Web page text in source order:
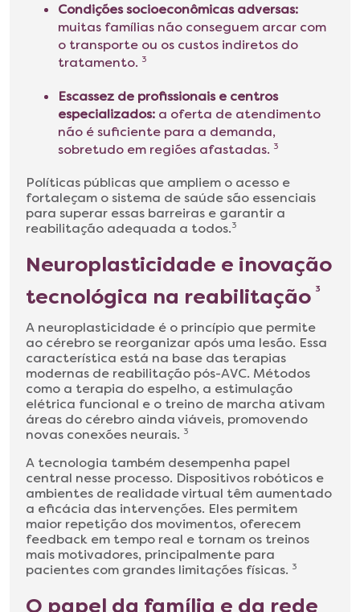
Condições socioeconômicas adversas:
muitas famílias não conseguem arcar com
o transporte ou os custos indiretos do
tratamento. 3
Escassez de profissionais e centros
especializados: a oferta de atendimento
não é suficiente para a demanda,
sobretudo em regiões afastadas. 3
Políticas públicas que ampliem o acesso e
fortaleçam o sistema de saúde são essenciais
para superar essas barreiras e garantir a
reabilitação adequada a todos.3
Neuroplasticidade e inovação
tecnológica na reabilitação 3
A neuroplasticidade é o princípio que permite
ao cérebro se reorganizar após uma lesão. Essa
característica está na base das terapias
modernas de reabilitação pós-AVC. Métodos
como a terapia do espelho, a estimulação
elétrica funcional e o treino de marcha ativam
áreas do cérebro ainda viáveis, promovendo
novas conexões neurais. 3
A tecnologia também desempenha papel
central nesse processo. Dispositivos robóticos e
ambientes de realidade virtual têm aumentado
a eficácia das intervenções. Eles permitem
maior repetição dos movimentos, oferecem
feedback em tempo real e tornam os treinos
mais motivadores, principalmente para
pacientes com grandes limitações físicas. 3
O papel da família e da rede